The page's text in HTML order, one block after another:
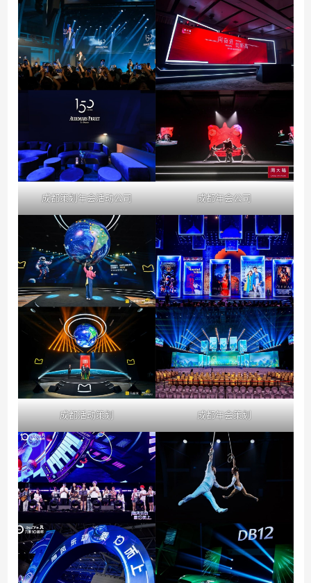
成都策划年会活动公司 成都年会公司
成都活动策划 成都年会策划